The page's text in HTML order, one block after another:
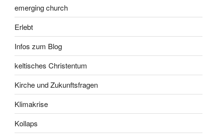
emerging church
Erlebt
Infos zum Blog
keltisches Christentum
Kirche und Zukunftsfragen
Klimakrise
Kollaps